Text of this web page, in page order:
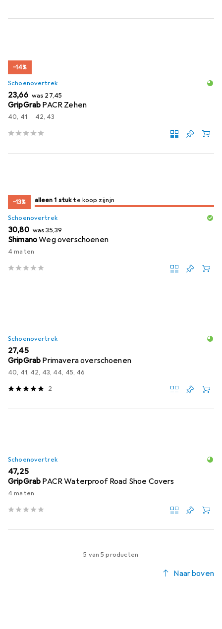
−14%
Schoenovertrek
EUR
23,66 was EUR
27,45
GripGrab PACR Zehen
40, 41 42, 43
−13% slechts 1 item te koop zijn
alleen 1 stuk te koop zijn
Schoenovertrek
EUR
30,80 wasEUR
35,39
ShimanoWeg overschoenen
4 maten
Schoenovertrek
EUR
27,45
GripGrab Primavera overschoenen
40, 41, 42, 43, 44, 45, 46
2
Schoenovertrek
EUR
47,25
GripGrab PACR Waterproof Road Shoe Covers
4 maten
5 van 5 producten
Naar boven